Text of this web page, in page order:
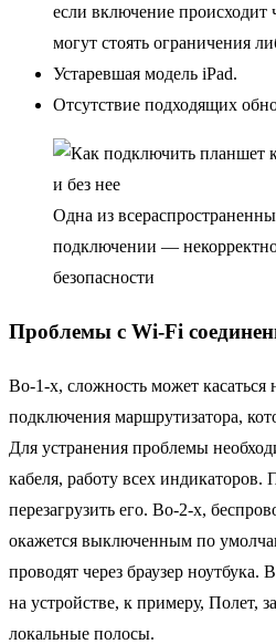
если включение происходит
могут стоять ограничения
Устаревшая модель iPad.
Отсутствие подходящих
Одна из
подключении —
безопасности
Проблемы с Wi-Fi
Во-1-х, сложность может касаться
подключения маршрутизатора,
Для устранения проблемы
кабеля, работу всех индикаторов.
перезагрузить его. Во-2-х,
окажется выключенным по
проводят через браузер
на устройстве, к примеру, Полет,
локальные полосы.